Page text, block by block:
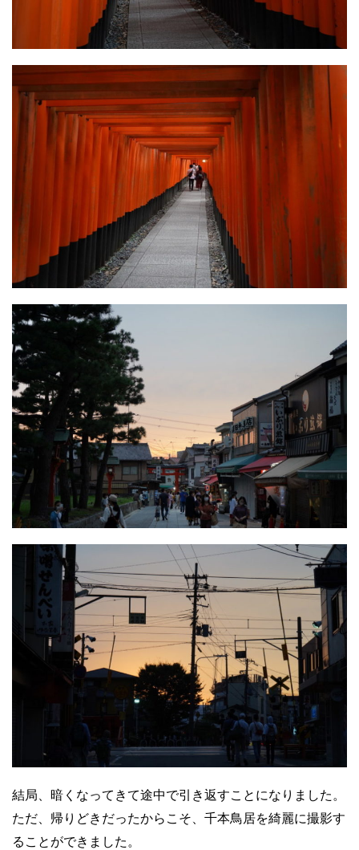
結局、暗くなってきて途中で引き返すことになりました。
ただ、帰りどきだったからこそ、千本鳥居を綺麗に撮影す
ることができました。